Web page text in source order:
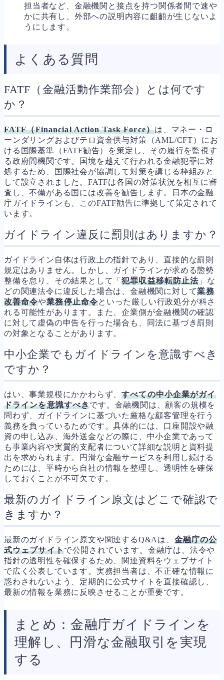
担当者など、金融機関と接点を持つ関係者間で速や
かに共有し、外部への説明内容に齟齬が生じないよ
うにします。
よくある質問
FATF（金融活動作業部会）とは何です
か？
FATF（Financial Action Task Force）は、マネー・ロ
ーンダリングおよびテロ資金供与対策（AML/CFT）にお
ける国際基準（FATF勧告）を策定し、その履行を監視す
る政府間機関です。国境を越えて行われる金融犯罪に対
処するため、国際社会が協調して対策を講じる枠組みと
して設立されました。FATFは各国の対策状況を相互に審
査し、不備がある国には改善を勧告します。日本の金融
庁ガイドラインも、このFATF勧告に準拠して策定されて
います。
ガイドライン違反に罰則はありますか？
ガイドライン自体は行政上の指針であり、直接的な罰則
規定はありません。しかし、ガイドラインが求める態勢
整備を怠り、その結果として「犯罪収益移転防止法 」な
どの関連法令に違反した場合は、金融機関に対して業務
改善命令や業務停止命令といった厳しい行政処分が科さ
れる可能性があります。また、企業側が金融機関の確認
に対して虚偽の申告を行った場合も、同法に基づき罰則
の対象となることがあります。
中小企業でもガイドラインを意識すべき
ですか？
はい、事業規模にかかわらず、すべての中小企業がガイ
ドラインを意識すべきです。金融機関は、顧客の規模を
問わず、ガイドラインに基づいた厳格な顧客管理を行う
義務を負っているためです。具体的には、口座開設や融
資の申し込み、海外送金などの際に、中小企業であって
も事業内容や実質的支配者について詳細な説明と資料提
出を求められます。円滑な金融サービスを利用し続ける
ためには、平時から自社の情報を整理し、透明性を確保
しておくことが不可欠です。
最新のガイドライン原文はどこで確認で
きますか？
最新のガイドライン原文や関連するQ&Aは、 金融庁の公
式ウェブサイトで公開されています。金融庁は、法令や
指針の透明性を確保するため、関連資料をウェブサイト
で広く公表しています。実務担当者は、不正確な情報に
惑わされないよう、定期的に公式サイトを直接確認し、
最新の情報を業務に反映させることが重要です。
まとめ：金融庁ガイドラインを
理解し、円滑な金融取引を実現
する